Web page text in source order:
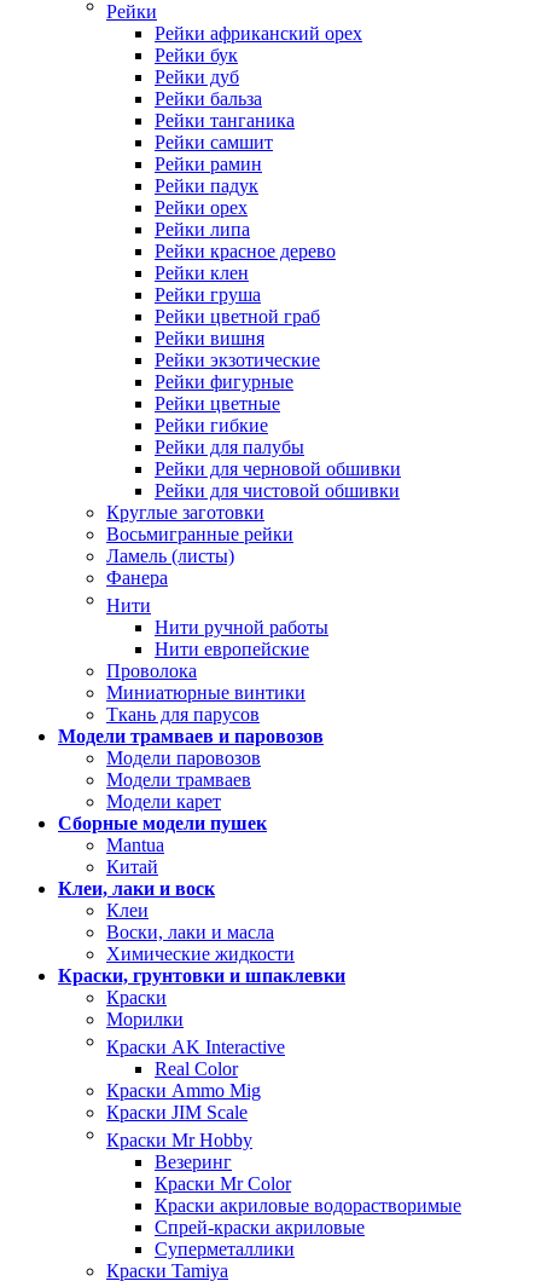
Рейки
Рейки африканский орех
Рейки бук
Рейки дуб
Рейки бальза
Рейки танганика
Рейки самшит
Рейки рамин
Рейки падук
Рейки орех
Рейки липа
Рейки красное дерево
Рейки клен
Рейки груша
Рейки цветной граб
Рейки вишня
Рейки экзотические
Рейки фигурные
Рейки цветные
Рейки гибкие
Рейки для палубы
Рейки для черновой обшивки
Рейки для чистовой обшивки
Круглые заготовки
Восьмигранные рейки
Ламель (листы)
Фанера
Нити
Нити ручной работы
Нити европейские
Проволока
Миниатюрные винтики
Ткань для парусов
Модели трамваев и паровозов
Модели паровозов
Модели трамваев
Модели карет
Сборные модели пушек
Mantua
Китай
Клеи, лаки и воск
Клеи
Воски, лаки и масла
Химические жидкости
Краски, грунтовки и шпаклевки
Краски
Морилки
Краски AK Interactive
Real Color
Краски Ammo Mig
Краски JIM Scale
Краски Mr Hobby
Везеринг
Краски Mr Color
Краски акриловые водорастворимые
Спрей-краски акриловые
Суперметаллики
Краски Tamiya